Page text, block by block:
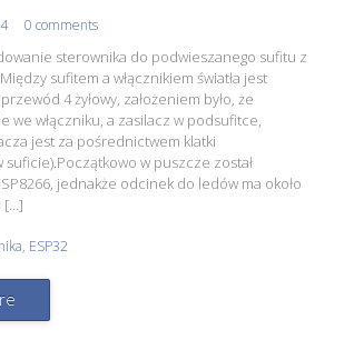
0 comments
sterownika do podwieszanego sufitu z
sufitem a włącznikiem światła jest
4 żyłowy, założeniem było, że
we włączniku, a zasilacz w podsufitce,
jest za pośrednictwem klatki
suficie).Początkowo w puszcze został
jednakże odcinek do ledów ma około
[…]
, ESP32